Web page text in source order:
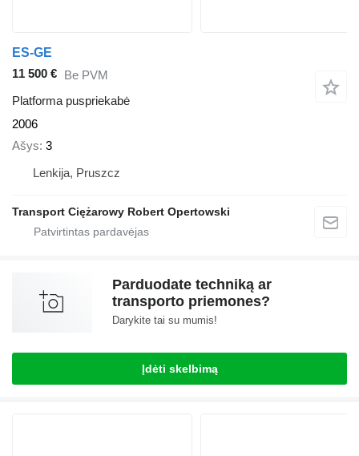
ES-GE
11 500 € Be PVM
Platforma puspriekabė
2006
Ašys 3
Lenkija, Pruszcz
Transport Ciężarowy Robert Opertowski
Parduodate techniką ar
transporto priemones?
Darykite tai su mumis!
Įdėti skelbimą